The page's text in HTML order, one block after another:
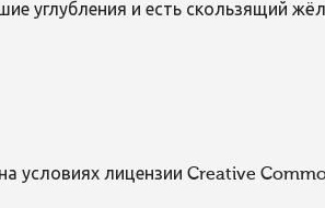
углубления и есть скользящий
лицензии Creative